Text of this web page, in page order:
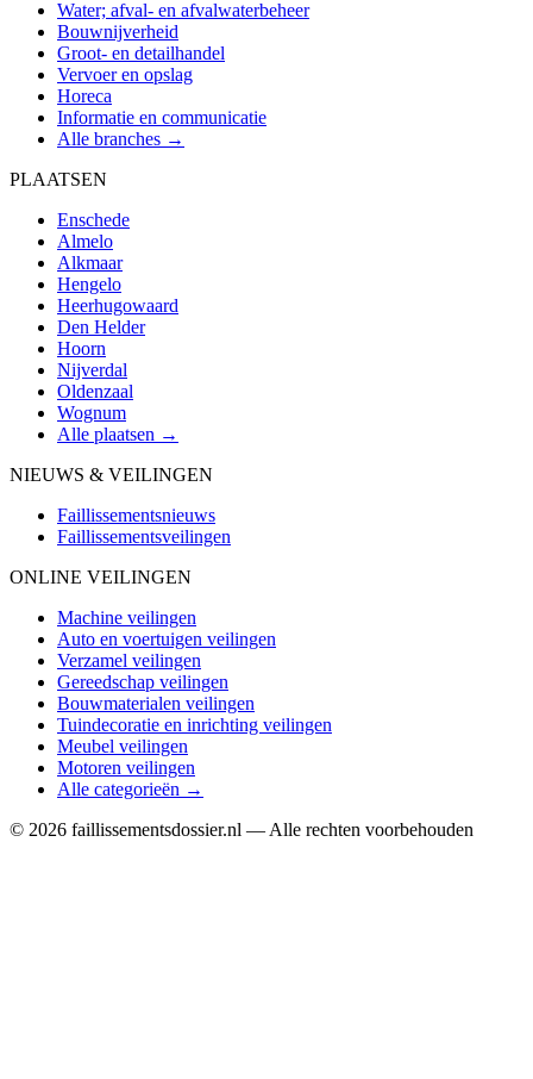
Water; afval- en afvalwaterbeheer
Bouwnijverheid
Groot- en detailhandel
Vervoer en opslag
Horeca
Informatie en communicatie
Alle branches →
PLAATSEN
Enschede
Almelo
Alkmaar
Hengelo
Heerhugowaard
Den Helder
Hoorn
Nijverdal
Oldenzaal
Wognum
Alle plaatsen →
NIEUWS & VEILINGEN
Faillissementsnieuws
Faillissementsveilingen
ONLINE VEILINGEN
Machine veilingen
Auto en voertuigen veilingen
Verzamel veilingen
Gereedschap veilingen
Bouwmaterialen veilingen
Tuindecoratie en inrichting veilingen
Meubel veilingen
Motoren veilingen
Alle categorieën →
© 2026 faillissementsdossier.nl — Alle rechten voorbehouden